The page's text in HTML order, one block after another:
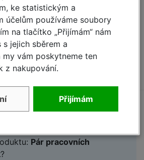
pracovni-deska-krause-dssro-
Pár pracovních
?
ke statistickým a
účelům používáme soubory
na tlačítko „Přijímám“ nám
s jejich sběrem a
my vám poskytneme ten
z nakupování.
Přijímám